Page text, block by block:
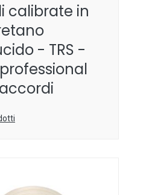
calibrate in
- TRS -